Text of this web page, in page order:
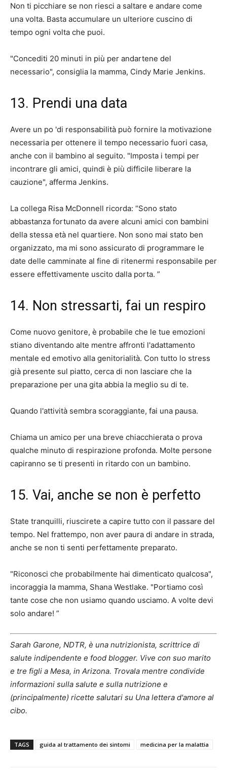
Non ti picchiare se non riesci a saltare e andare come
una volta. Basta accumulare un ulteriore cuscino di
tempo ogni volta che puoi.
"Concediti 20 minuti in più per andartene del
necessario", consiglia la mamma, Cindy Marie Jenkins.
13. Prendi una data
Avere un po 'di responsabilità può fornire la motivazione
necessaria per ottenere il tempo necessario fuori casa,
anche con il bambino al seguito. "Imposta i tempi per
incontrare gli amici, quindi è più difficile liberare la
cauzione", afferma Jenkins.
La collega Risa McDonnell ricorda: “Sono stato
abbastanza fortunato da avere alcuni amici con bambini
della stessa età nel quartiere. Non sono mai stato ben
organizzato, ma mi sono assicurato di programmare le
date delle camminate al fine di ritenermi responsabile per
essere effettivamente uscito dalla porta. ”
14. Non stressarti, fai un respiro
Come nuovo genitore, è probabile che le tue emozioni
stiano diventando alte mentre affronti l'adattamento
mentale ed emotivo alla genitorialità. Con tutto lo stress
già presente sul piatto, cerca di non lasciare che la
preparazione per una gita abbia la meglio su di te.
Quando l'attività sembra scoraggiante, fai una pausa.
Chiama un amico per una breve chiacchierata o prova
qualche minuto di respirazione profonda. Molte persone
capiranno se ti presenti in ritardo con un bambino.
15. Vai, anche se non è perfetto
State tranquilli, riuscirete a capire tutto con il passare del
tempo. Nel frattempo, non aver paura di andare in strada,
anche se non ti senti perfettamente preparato.
"Riconosci che probabilmente hai dimenticato qualcosa",
incoraggia la mamma, Shana Westlake. "Portiamo così
tante cose che non usiamo quando usciamo. A volte devi
solo andare! ”
Sarah Garone, NDTR, è una nutrizionista, scrittrice di
salute indipendente e food blogger. Vive con suo marito
e tre figli a Mesa, in Arizona. Trovala mentre condivide
informazioni sulla salute e sulla nutrizione e
(principalmente) ricette salutari su Una lettera d'amore al
cibo.
TAGS guida al trattamento dei sintomi medicina per la malattia